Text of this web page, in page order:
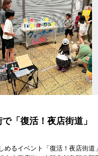
で「復活！夜店街道
めるイベント「復活！夜店街道